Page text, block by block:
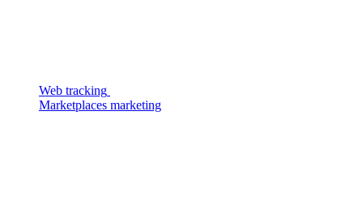
Web tracking
Marketplaces marketing